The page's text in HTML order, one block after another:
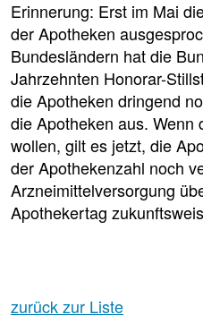
Erinnerung: Erst im Mai
der Apotheken
Bundesländern hat die
Jahrzehnten Honorar-
die Apotheken dringend
die Apotheken aus. Wenn
wollen, gilt es jetzt, die
der Apothekenzahl noch
Arzneimittelversorgung
Apothekertag
zurück zur Liste